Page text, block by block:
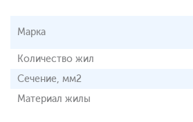
Марка
Количество жил
Сечение, мм2
Материал жилы